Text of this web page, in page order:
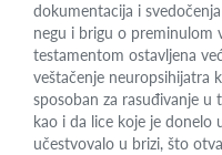
dokumentacija i
negu i brigu o preminulom
testamentom ostavljena
veštačenje neuropsihijatra
sposoban za rasuđivanje u
kao i da lice koje je donelo
učestvovalo u brizi, što